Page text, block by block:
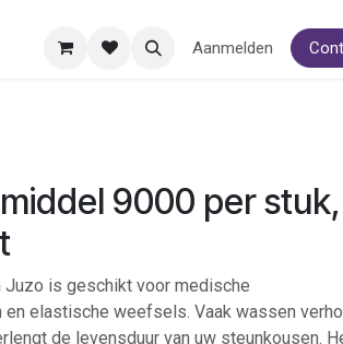
Aanmelden
9000 per stuk,
Juzo is geschikt voor medische
elastische weefsels. Vaak wassen
de levensduur van uw steunkousen.